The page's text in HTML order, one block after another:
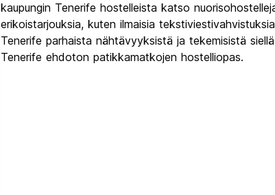
kaupungin Tenerife hostelleista katso
erikoistarjouksia, kuten ilmaisia
Tenerife parhaista nähtävyyksistä ja tekemisistä
Tenerife ehdoton patikkamatkojen hostelliopas.